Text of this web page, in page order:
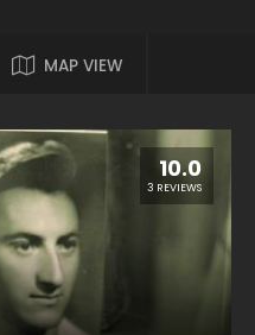
MAP VIEW
10.0
3 REVIEWS